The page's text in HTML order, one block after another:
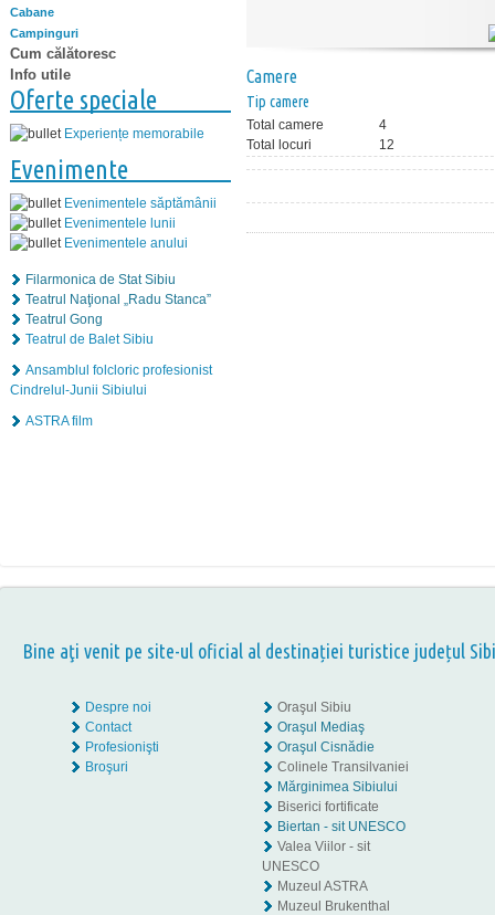
Cabane
Campinguri
Cum călătoresc
Info utile
Oferte speciale
Experiențe memorabile
Evenimente
Evenimentele săptămânii
Evenimentele lunii
Evenimentele anului
Filarmonica de Stat Sibiu
Teatrul Naţional „Radu Stanca”
Teatrul Gong
Teatrul de Balet Sibiu
Ansamblul folcloric profesionist
Cindrelul-Junii Sibiului
ASTRA film
Camere
Tip camere
Total camere
4
Total locuri
12
Bine aţi venit pe site-ul oficial al destinației turistice județul
Despre noi
Contact
Profesionişti
Broşuri
Oraşul Sibiu
Oraşul Mediaş
Oraşul Cisnădie
Colinele Transilvaniei
Mărginimea Sibiului
Biserici fortificate
Biertan - sit UNESCO
Valea Viilor - sit
UNESCO
Muzeul ASTRA
Muzeul Brukenthal